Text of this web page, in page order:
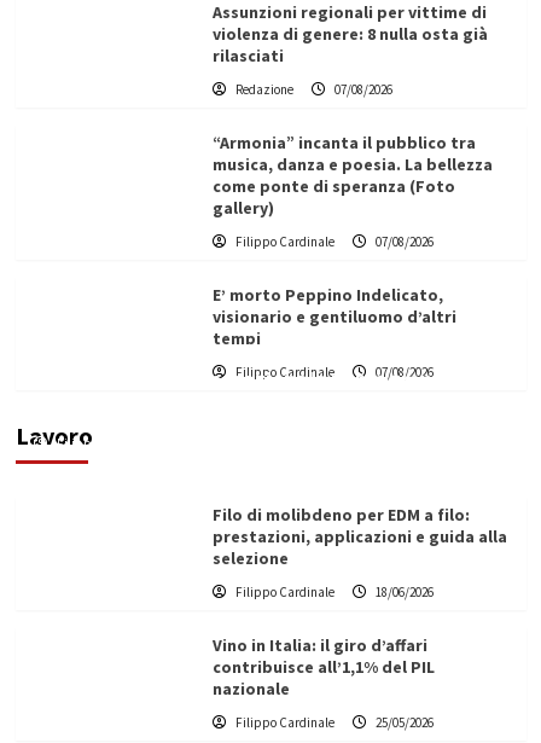
Assunzioni regionali per vittime di
violenza di genere: 8 nulla osta già
rilasciati
Redazione 07/08/2026
“Armonia” incanta il pubblico tra
musica, danza e poesia. La bellezza
come ponte di speranza (Foto
gallery)
Filippo Cardinale 07/08/2026
E’ morto Peppino Indelicato,
visionario e gentiluomo d’altri
tempi
Filippo Cardinale 07/08/2026
Lavoro
L’ingegnere saccense Buscarnera partner chiave
di un progetto transnazionale per la transizione
Filippo Cardinale
Filo di molibdeno per EDM a filo:
prestazioni, applicazioni e guida alla
selezione
Filippo Cardinale 18/06/2026
Vino in Italia: il giro d’affari
contribuisce all’1,1% del PIL
nazionale
Filippo Cardinale 25/05/2026